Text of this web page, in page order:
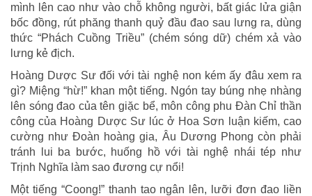
mình lên cao như vào chỗ không người, bất giác lửa giận
bốc đồng, rút phăng thanh quỷ đầu đao sau lưng ra, dùng
thức “Phách Cuồng Triều” (chém sóng dữ) chém xả vào
lưng kẻ địch.
Hoàng Dược Sư đối với tài nghệ non kém ấy đâu xem ra
gì? Miệng “hừ!” khan một tiếng. Ngón tay búng nhẹ nhàng
lên sóng đao của tên giặc bể, môn công phu Đàn Chỉ thần
công của Hoàng Dược Sư lúc ở Hoa Sơn luận kiếm, cao
cường như Đoàn hoàng gia, Âu Dương Phong còn phải
tránh lui ba bước, huống hồ với tài nghệ nhái tép như
Trịnh Nghĩa làm sao đương cự nổi!
Một tiếng “Coong!” thanh tao ngân lên, lưỡi đơn đao liền